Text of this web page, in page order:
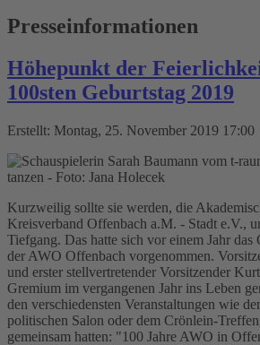
Presseinformationen
Höhepunkt der
100sten Geburtstag 2019
Erstellt: Montag, 25. November 2019 17:00
Kurzweilig sollte sie werden, die
Kreisverband Offenbach a.M. - Stadt e.V.,
Tiefgang. Das hatte sich vor einem Jahr das
der AWO Offenbach vorgenommen.
und erster stellvertretender Vorsitzender
Gremium im vergangenen Jahr ins Leben
den verschiedensten Veranstaltungen wie
politischen Salon oder dem Crönlein-
gemeinsam hatten: "100 Jahre AWO in